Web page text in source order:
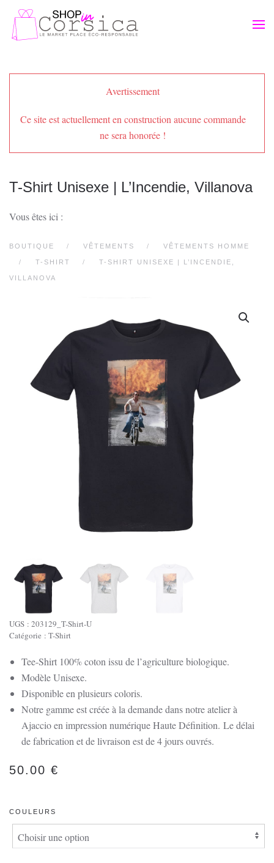
Passer au contenu principal
Avertissement
Ce site est actuellement en construction aucune commande
ne sera honorée !
T-Shirt Unisexe | L’Incendie, Villanova
Vous êtes ici :
BOUTIQUE VÊTEMENTS VÊTEMENTS HOMME
T-SHIRT T-SHIRT UNISEXE | L’INCENDIE,
VILLANOVA
UGS : 203129_T-Shirt-U
Catégorie : T-Shirt
Tee-Shirt 100% coton issu de l’agriculture biologique.
Modèle Unisexe.
Disponible en plusieurs coloris.
Notre gamme est créée à la demande dans notre atelier à
Ajaccio en impression numérique Haute Définition. Le délai
de fabrication et de livraison est de 4 jours ouvrés.
50.00 €
COULEURS